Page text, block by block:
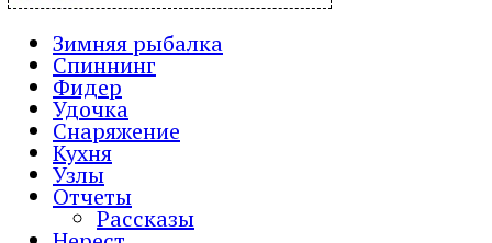
Зимняя рыбалка
Спиннинг
Фидер
Удочка
Снаряжение
Кухня
Узлы
Отчеты
Рассказы